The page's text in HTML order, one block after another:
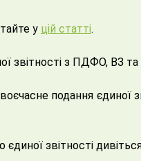
у цій статті.
звітності з ПДФО, ВЗ
подання єдиної
звітності